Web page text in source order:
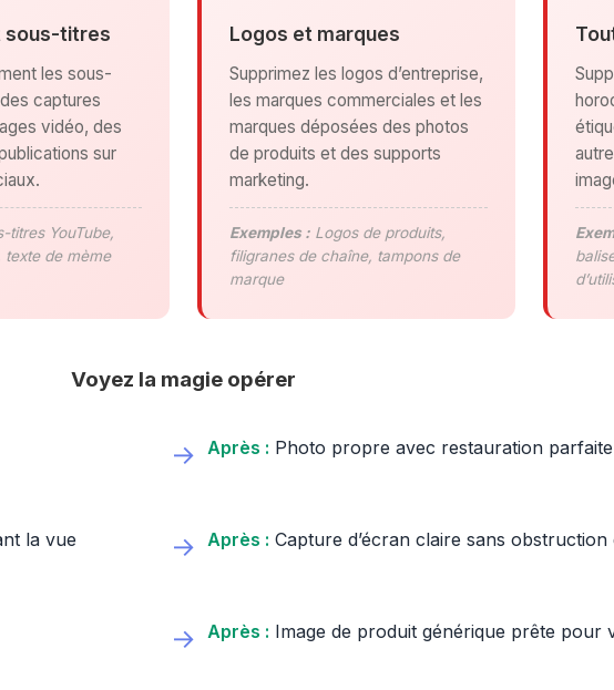
sous-titres
les sous-
captures
vidéo, des
sur
titres YouTube,
texte de mème
Logos et marques
Supprimez les logos d’entreprise,
les marques commerciales et les
marques déposées des photos
de produits et des supports
marketing.
Exemples :Logos de produits,
filigranes de chaîne, tampons de
marque
Voyez la magie opérer
→ Après : Photo propre avec restauration
la vue → Après : Capture d’écran claire sans obstruction
→ Après : Image de produit générique prête pour